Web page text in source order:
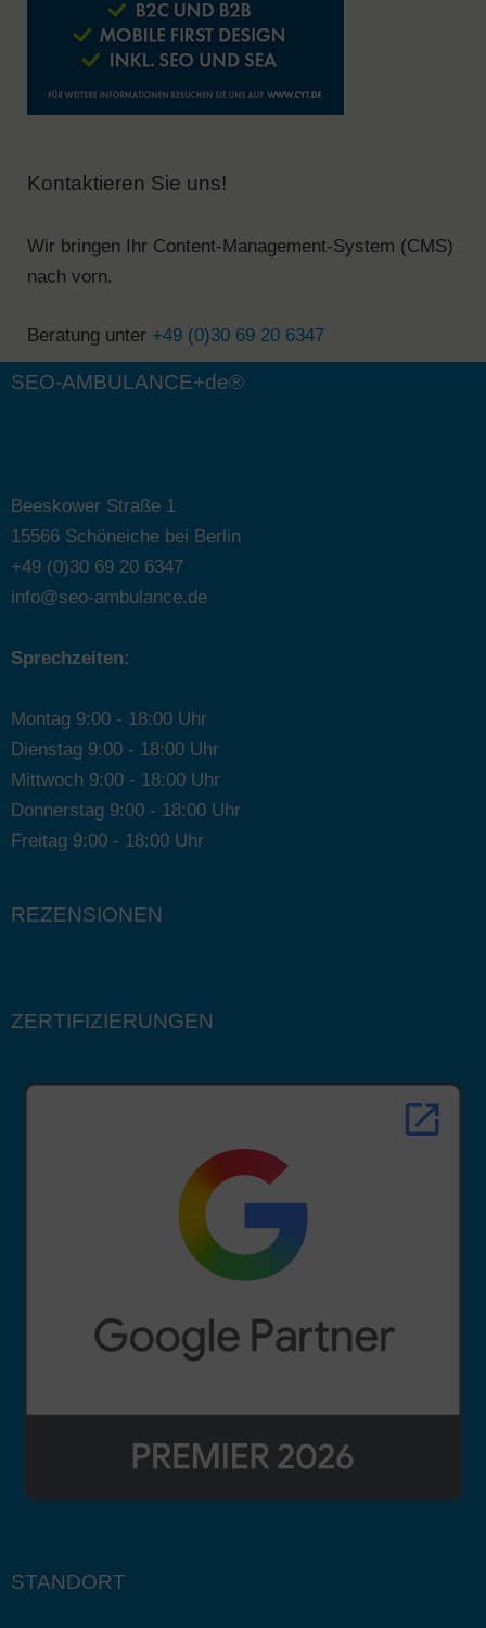
Kontaktieren Sie uns!
Wir bringen Ihr Content-Management-System (CMS)
nach vorn.
Beratung unter +49 (0)30 69 20 6347
SEO-AMBULANCE+de®
Beeskower Straße 1
15566 Schöneiche bei Berlin
+49 (0)30 69 20 6347
info@seo-ambulance.de
Sprechzeiten:
Montag 9:00 - 18:00 Uhr
Dienstag 9:00 - 18:00 Uhr
Mittwoch 9:00 - 18:00 Uhr
Donnerstag 9:00 - 18:00 Uhr
Freitag 9:00 - 18:00 Uhr
REZENSIONEN
ZERTIFIZIERUNGEN
STANDORT